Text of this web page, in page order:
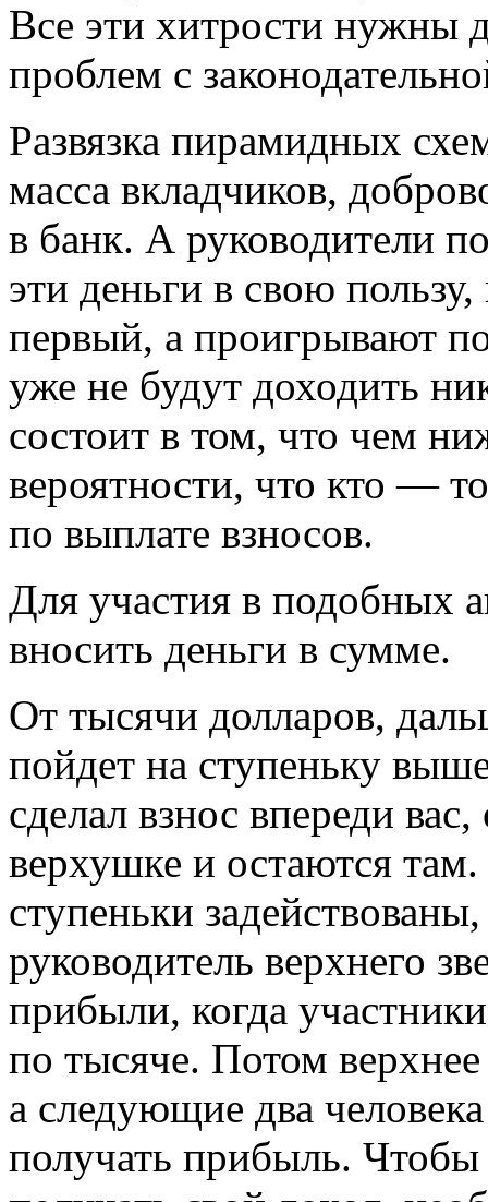
Все эти хитрости нужны
проблем с
Развязка пирамидных
масса вкладчиков,
в банк. А руководители
эти деньги в свою
первый, а проигрывают
уже не будут доходить
состоит в том, что чем
вероятности, что кто —
по выплате взносов.
Для участия в подобных
вносить деньги в сумме.
От тысячи долларов,
пойдет на ступеньку
сделал взнос впереди
верхушке и остаются
ступеньки
руководитель верхнего
прибыли, когда
по тысяче. Потом
а следующие два
получать прибыль. Чтобы